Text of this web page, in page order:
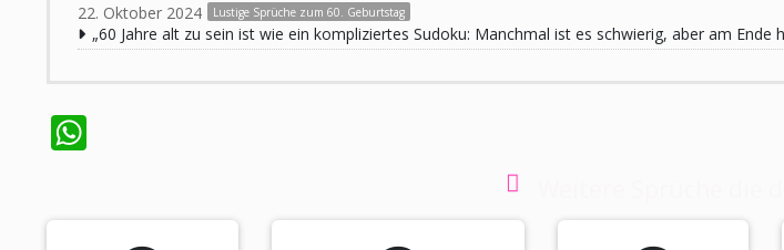
22. Oktober 2024
Lustige Sprüche zum 60. Geburtstag
„60 Jahre alt zu sein ist wie ein kompliziertes Sudoku: Manchmal ist es schwierig, aber am